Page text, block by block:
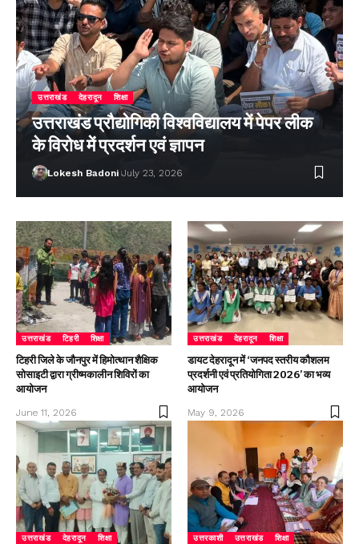
उत्तराखंड देहरादून शिक्षा
उत्तराखंड प्रौद्योगिकी विश्वविद्यालय में पेपर लीक
के विरोध में प्रदर्शन एवं ज्ञापन
Lokesh Badoni July 23, 2026
उत्तराखंड टिहरी शिक्षा
टिहरी जिले के जौनपुर में हिमोत्थान शैक्षिक
सोसाइटी द्वारा ग्रीष्मकालीन शिविरों का
आयोजन
June 11, 2026
उत्तराखंड देहरादून शिक्षा
डायट देहरादून में ‘जनपद स्तरीय कौशलम
प्रदर्शनी एवं प्रतियोगिता 2026’ का भव्य
आयोजन
May 9, 2026
उत्तराखंड देहरादून शिक्षा उत्तरकाशी उत्तराखंड शिक्षा